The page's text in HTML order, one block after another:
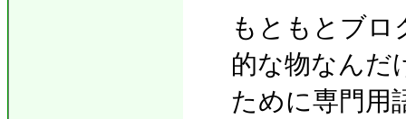
もともとブロ
的な物なんだ
ために専門用